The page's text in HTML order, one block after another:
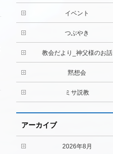
イベント
つぶやき
教会だより_神父様のお話
黙想会
ミサ説教
アーカイブ
2026年8月